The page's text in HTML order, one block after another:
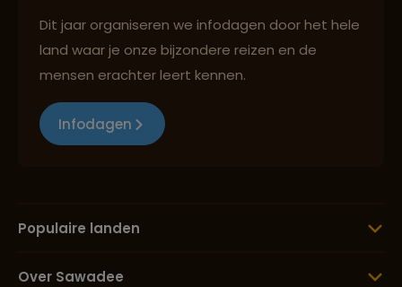
Dit jaar organiseren we infodagen door het hele
land waar je onze bijzondere reizen en de
mensen erachter leert kennen.
Infodagen
Populaire landen
Over Sawadee